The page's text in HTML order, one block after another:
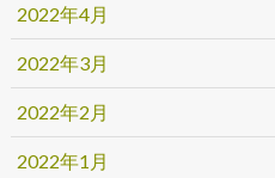
2022年4月
2022年3月
2022年2月
2022年1月